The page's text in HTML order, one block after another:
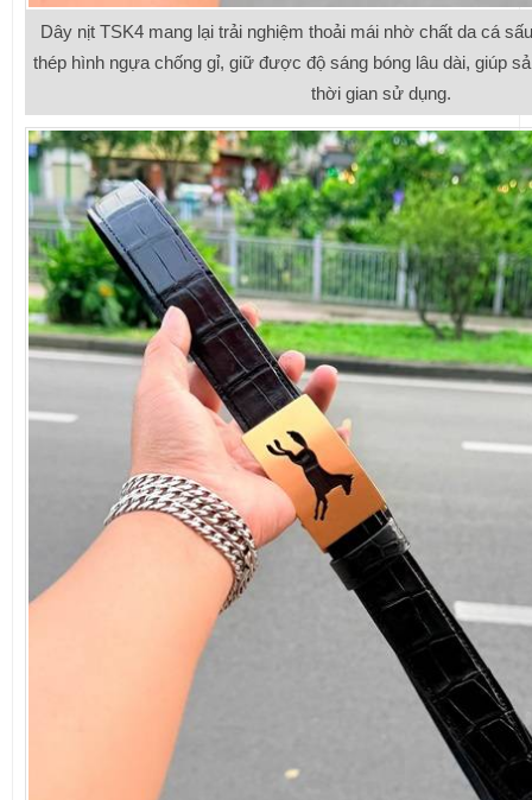
Dây nịt TSK4 mang lại trải nghiệm thoải mái nhờ chất da cá
thép hình ngựa chống gỉ, giữ được độ sáng bóng lâu dài, giúp
thời gian sử dụng.